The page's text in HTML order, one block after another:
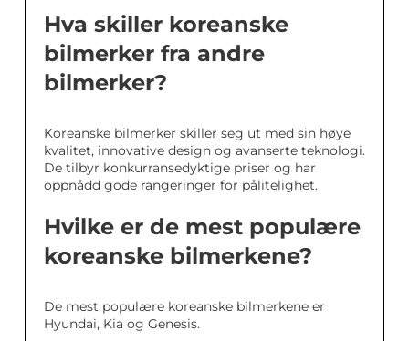
Hva skiller koreanske
bilmerker fra andre
bilmerker?
Koreanske bilmerker skiller seg ut med sin høye
kvalitet, innovative design og avanserte teknologi.
De tilbyr konkurransedyktige priser og har
oppnådd gode rangeringer for pålitelighet.
Hvilke er de mest populære
koreanske bilmerkene?
De mest populære koreanske bilmerkene er
Hyundai, Kia og Genesis.